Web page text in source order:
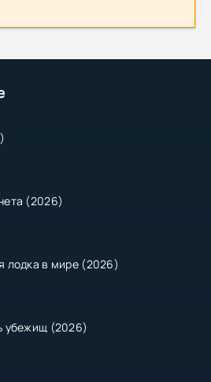
(2026)
лодка в мире (2026)
убежищ (2026)